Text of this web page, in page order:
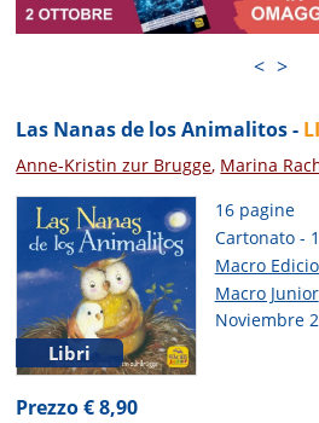
< >
Las Nanas de los Animalitos -
Anne-Kristin zur Brugge, Marina
Libri
16 pagine
Cartonato -
Macro
Macro Junior
Noviembre
Prezzo € 8,90